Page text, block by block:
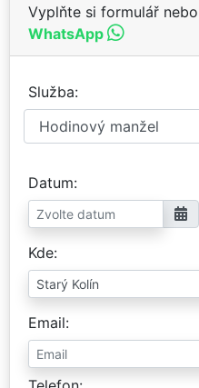
Vyplňte si formulář
WhatsApp
Služba
Datum
Kde
Email